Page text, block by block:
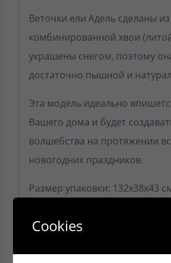
Веточки ели Адель сделаны из
комбинированной хвои
украшены снегом, поэтому
достаточно пышной и
Эта модель идеально
Вашего дома и будет
волшебства на протяжении
новогодних праздников.
Размер упаковки: 132x38x43
искусственные новогодние,
заснеженная, заснеженные, со
комбинированная, с
комбинированные, 240см, 240 см,
Cookies